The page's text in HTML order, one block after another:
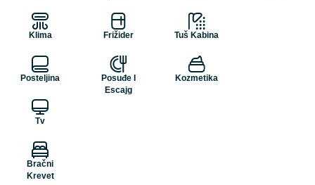
Klima
Posteljina
Tv
Bračni
Krevet
Frižider
Posuđe I
Escajg
Tuš Kabina
Kozmetika